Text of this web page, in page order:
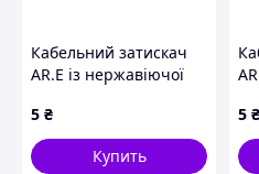
Кабельний затискач
AR.E із нержавіючої
сонячних кабелів 4
мм², кліпса для
кріплення PV-кабелю
5 ₴
Купить
5 ₴